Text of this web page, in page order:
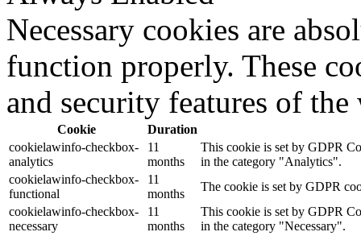
Necessary cookies are
function properly. These
and security features of
Cookie
Duration
cookielawinfo-checkbox-
analytics
11
months
This cookie is set by GDPR
in the category "Analytics".
cookielawinfo-checkbox-
functional
11
months
The cookie is set by GDPR
cookielawinfo-checkbox-
necessary
11
months
This cookie is set by GDPR
in the category "Necessary".